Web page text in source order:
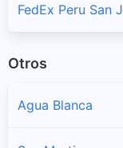
FedEx Peru San
Otros
Agua Blanca